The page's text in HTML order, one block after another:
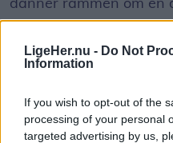
LigeHer.nu - Do Not
Information
If you wish to opt-out of the
processing of your personal
targeted advertising by us,
workshops og foredrag.
Men arrangementet
Bag dagen står